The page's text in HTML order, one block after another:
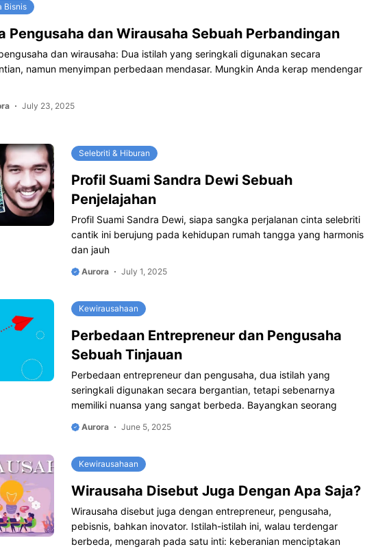
Bisnis
Pengusaha dan Wirausaha Sebuah Perbandingan
dan wirausaha: Dua istilah yang seringkali digunakan secara
namun menyimpan perbedaan mendasar. Mungkin Anda kerap mendengar
July 23, 2025
Selebriti & Hiburan
Profil Suami Sandra Dewi Sebuah
Penjelajahan
Profil Suami Sandra Dewi, siapa sangka perjalanan cinta selebriti
cantik ini berujung pada kehidupan rumah tangga yang harmonis
dan jauh
Aurora July 1, 2025
Kewirausahaan
Perbedaan Entrepreneur dan Pengusaha
Sebuah Tinjauan
Perbedaan entrepreneur dan pengusaha, dua istilah yang
seringkali digunakan secara bergantian, tetapi sebenarnya
memiliki nuansa yang sangat berbeda. Bayangkan seorang
Aurora June 5, 2025
Kewirausahaan
Wirausaha Disebut Juga Dengan Apa Saja?
Wirausaha disebut juga dengan entrepreneur, pengusaha,
pebisnis, bahkan inovator. Istilah-istilah ini, walau terdengar
berbeda, mengarah pada satu inti: keberanian menciptakan